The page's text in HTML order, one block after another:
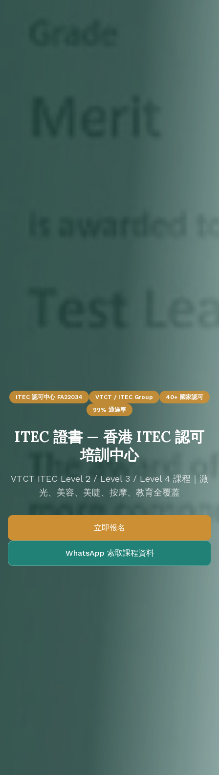
ITEC 認可中心 FA22034 VTCT / ITEC Group
40+ 國家認可
99% 通過率
ITEC 證書 — 香港 ITEC 認可
培訓中心
VTCT ITEC Level 2 / Level 3 / Level 4 課程｜激
光、美容、美睫、按摩、教育全覆蓋
立即報名
WhatsApp 索取課程資料